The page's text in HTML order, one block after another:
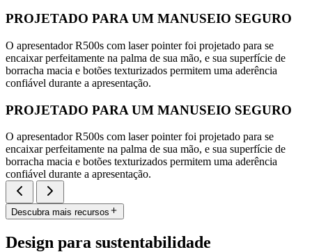
PROJETADO PARA UM MANUSEIO SEGURO
O apresentador R500s com laser pointer foi projetado para se
encaixar perfeitamente na palma de sua mão, e sua superfície de
borracha macia e botões texturizados permitem uma aderência
confiável durante a apresentação.
PROJETADO PARA UM MANUSEIO SEGURO
O apresentador R500s com laser pointer foi projetado para se
encaixar perfeitamente na palma de sua mão, e sua superfície de
borracha macia e botões texturizados permitem uma aderência
confiável durante a apresentação.
Descubra mais recursos
Design para sustentabilidade